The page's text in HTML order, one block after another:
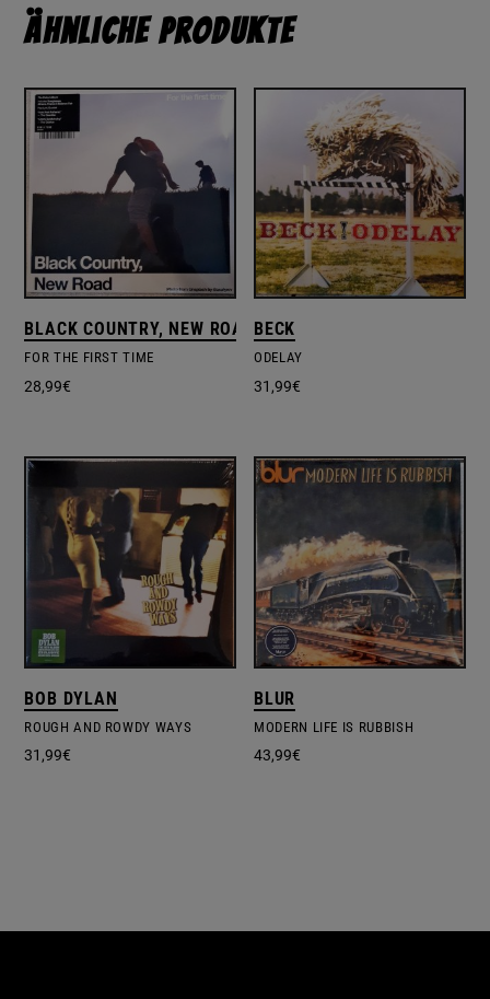
Ähnliche Produkte
BLACK COUNTRY, NEW ROAD
FOR THE FIRST TIME
28,99€
BECK
ODELAY
31,99€
BOB DYLAN
ROUGH AND ROWDY WAYS
31,99€
BLUR
MODERN LIFE IS RUBBISH
43,99€